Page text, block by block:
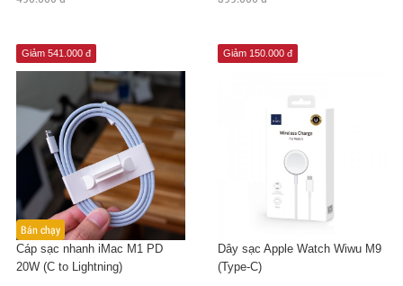
Bán chạy
Giảm 541.000 đ
Cáp sạc nhanh iMac M1 PD
20W (C to Lightning)
Giảm 150.000 đ
Dây sạc Apple Watch Wiwu M9
(Type-C)